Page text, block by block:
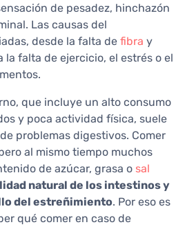
de pesadez, hinchazón
Las causas del
desde la falta de fibra y
la falta de ejercicio, el estrés o el
que incluye un alto consumo
y poca actividad física, suele
problemas digestivos. Comer
al mismo tiempo muchos
de azúcar, grasa o sal
natural de los intestinos y
del estreñimiento. Por eso es
qué comer en caso de